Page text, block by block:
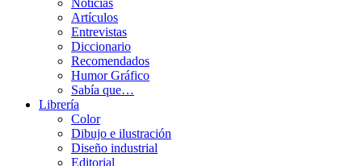
Noticias
Artículos
Entrevistas
Diccionario
Recomendados
Humor Gráfico
Sabía que…
Librería
Color
Dibujo e ilustración
Diseño industrial
Editorial